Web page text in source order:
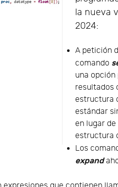
la nueva
2024:
A petición
comando
una
resultados
estructura
estándar
en lugar
estructura
Los
expand